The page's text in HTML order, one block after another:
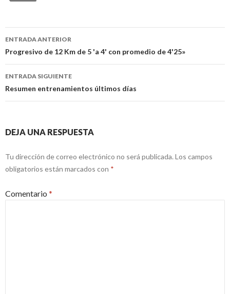
Navegación
de
entradas
ENTRADA ANTERIOR
Progresivo de 12 Km de 5 'a 4' con promedio de 4'25»
ENTRADA SIGUIENTE
Resumen entrenamientos últimos días
DEJA UNA RESPUESTA
Tu dirección de correo electrónico no será publicada. Los campos
obligatorios están marcados con *
Comentario *